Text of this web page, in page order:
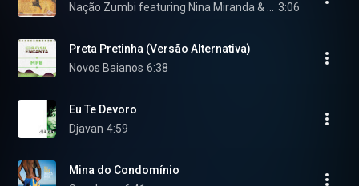
3:06
Preta Pretinha (Versão Alternativa)
Novos Baianos 6:38
Eu Te Devoro
Djavan 4:59
Mina do Condomínio